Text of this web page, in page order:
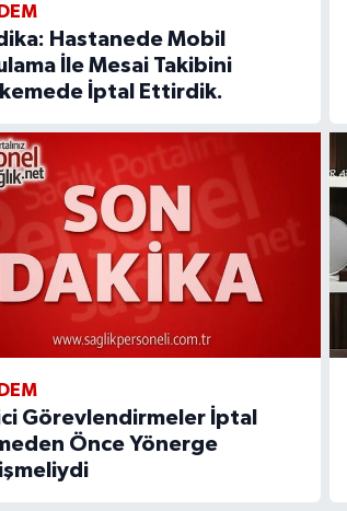
Hastanede Mobil
İle Mesai Takibini
İptal Ettirdik.
Görevlendirmeler İptal
Önce Yönerge